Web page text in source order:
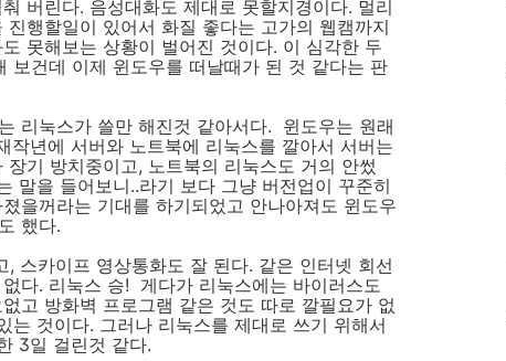
버린다. 음성대화도 제대로 못할지경이다. 멀리
행할일이 있어서 화질 좋다는 고가의 웹캠까지
못해보는 상황이 벌어진 것이다. 이 심각한 두
보건데 이제 윈도우를 떠날때가 된 것 같다는 판
리눅스가 쓸만 해진것 같아서다. 윈도우는 원래
작년에 서버와 노트북에 리눅스를 깔아서 서버는
기 방치중이고, 노트북의 리눅스도 거의 안썼
말을 들어보니..라기 보다 그냥 버전업이 꾸준히
을꺼라는 기대를 하기되었고 안나아져도 윈도우
했다.
스카이프 영상통화도 잘 된다. 같은 인터넷 회선
다. 리눅스 승! 게다가 리눅스에는 바이러스도
고 방화벽 프로그램 같은 것도 따로 깔필요가 없
는 것이다. 그러나 리눅스를 제대로 쓰기 위해서
3일 걸린것 같다.